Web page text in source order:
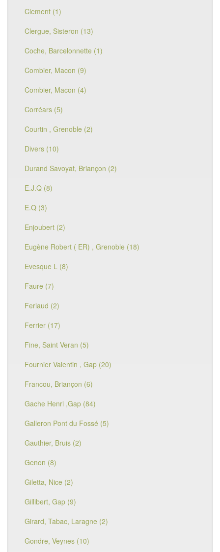
Clement (1)
Clergue, Sisteron (13)
Coche, Barcelonnette (1)
Combier, Macon (9)
Combier, Macon (4)
Corréars (5)
Courtin , Grenoble (2)
Divers (10)
Durand Savoyat, Briançon (2)
E.J.Q (8)
E.Q (3)
Enjoubert (2)
Eugène Robert ( ER) , Grenoble (18)
Evesque L (8)
Faure (7)
Feriaud (2)
Ferrier (17)
Fine, Saint Veran (5)
Fournier Valentin , Gap (20)
Francou, Briançon (6)
Gache Henri ,Gap (84)
Galleron Pont du Fossé (5)
Gauthier, Bruis (2)
Genon (8)
Giletta, Nice (2)
Gillibert, Gap (9)
Girard, Tabac, Laragne (2)
Gondre, Veynes (10)